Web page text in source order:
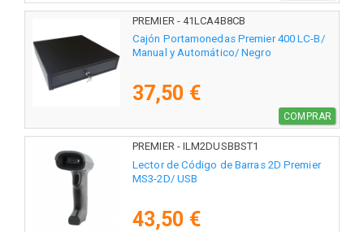
PREMIER - 41LCA4B8CB
Cajón Portamonedas Premier 400 LC-B/
Manual y Automático/ Negro
37,50 €
COMPRAR
PREMIER - ILM2DUSBBST1
Lector de Código de Barras 2D Premier
MS3-2D/ USB
43,50 €